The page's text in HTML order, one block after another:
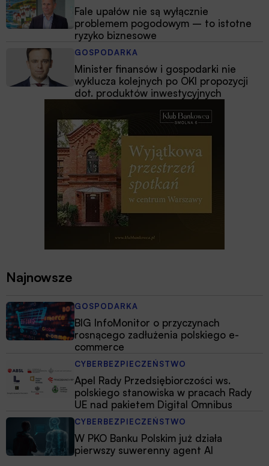
Fale upałów nie są wyłącznie
problemem pogodowym – to istotne
ryzyko biznesowe
GOSPODARKA
Minister finansów i gospodarki nie
wyklucza kolejnych po OKI propozycji
dot. produktów inwestycyjnych
Najnowsze
GOSPODARKA
BIG InfoMonitor o przyczynach
rosnącego zadłużenia polskiego e-
commerce
CYBERBEZPIECZEŃSTWO
Apel Rady Przedsiębiorczości ws.
polskiego stanowiska w pracach Rady
UE nad pakietem Digital Omnibus
CYBERBEZPIECZEŃSTWO
W PKO Banku Polskim już działa
pierwszy suwerenny agent AI